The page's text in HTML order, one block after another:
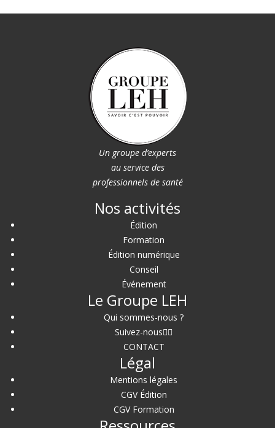
Un groupe d’experts
au service des
professionnels de santé
Nos activités
Édition
Formation
Édition numérique
Conseil
Événement
Le Groupe LEH
Qui sommes-nous ?
Suivez-nous
CONTACT
Légal
Mentions légales
CGV Édition
CGV Formation